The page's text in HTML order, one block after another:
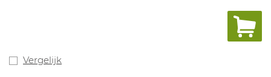
Vergelijk